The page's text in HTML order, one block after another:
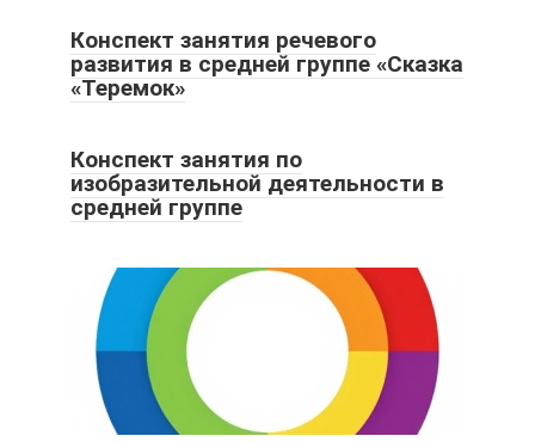
Конспект занятия речевого
развития в средней группе «Сказка
«Теремок»
Конспект занятия по
изобразительной деятельности в
средней группе